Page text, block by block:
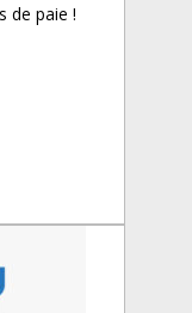
de paie !